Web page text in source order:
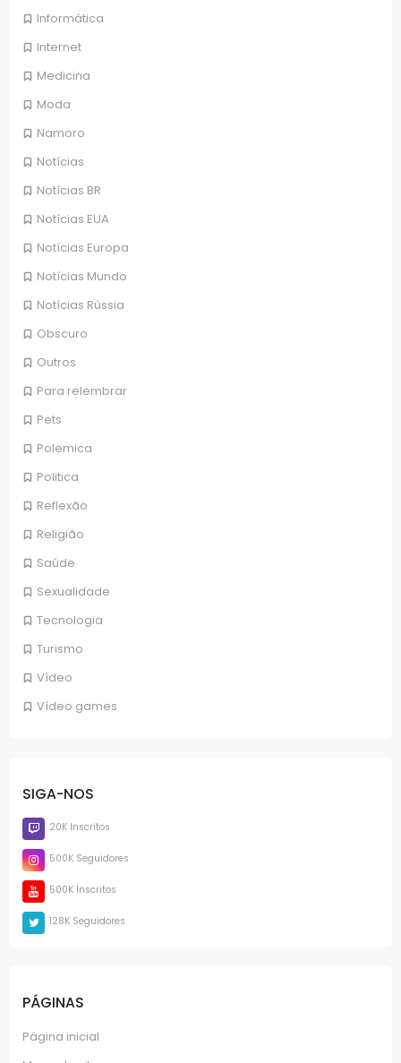
Informática
Internet
Medicina
Moda
Namoro
Notícias
Notícias BR
Notícias EUA
Notícias Europa
Notícias Mundo
Notícias Rússia
Obscuro
Outros
Para relembrar
Pets
Polemica
Politica
Reflexão
Religião
Saúde
Sexualidade
Tecnologia
Turismo
Vídeo
Vídeo games
SIGA-NOS
20K Inscritos
500K Seguidores
500K Inscritos
128K Seguidores
PÁGINAS
Página inicial